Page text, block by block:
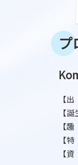
プ
【
【
【
【
【